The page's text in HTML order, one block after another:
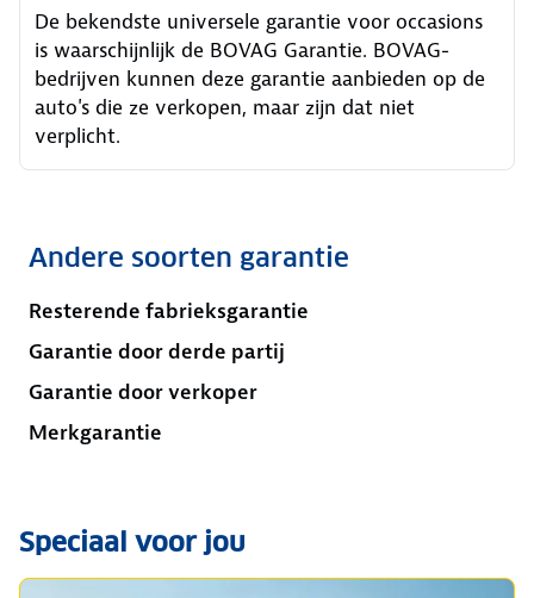
De bekendste universele garantie voor occasions
is waarschijnlijk de BOVAG Garantie. BOVAG-
bedrijven kunnen deze garantie aanbieden op de
auto's die ze verkopen, maar zijn dat niet
verplicht.
Andere soorten garantie
Resterende fabrieksgarantie
Garantie door derde partij
Garantie door verkoper
Merkgarantie
Speciaal voor jou